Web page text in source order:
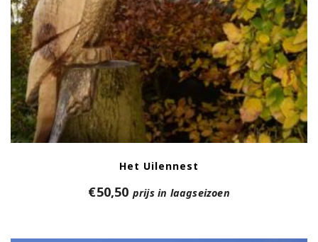
Het Uilennest
€50,50 prijs in laagseizoen